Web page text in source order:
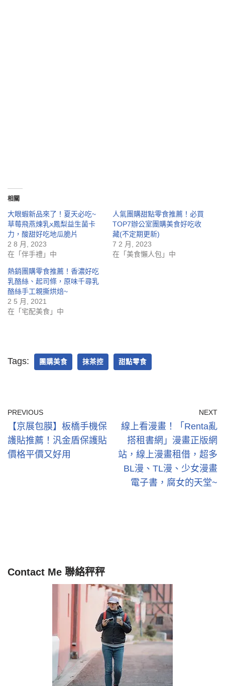
相關
大眼蝦新品來了！夏天必吃~
草莓飛燕煉乳x鳳梨益生菌卡
力，酸甜好吃地瓜脆片
2 8 月, 2023
在「伴手禮」中
人氣團購甜點零食推薦！必買
TOP7辦公室團購美食好吃收
藏(不定期更新)
7 2 月, 2023
在「美食懶人包」中
熱銷團購零食推薦！香濃好吃
乳酪絲、起司條，原味千尋乳
酪絲手工親撕烘焙~
2 5 月, 2021
在「宅配美食」中
Tags: 團購美食 抹茶控 甜點零食
PREVIOUS
【京展包膜】板橋手機保
護貼推薦！汎金盾保護貼
價格平價又好用
NEXT
線上看漫畫！「Renta亂
搭租書網」漫畫正版網
站，線上漫畫租借，超多
BL漫、TL漫、少女漫畫
電子書，腐女的天堂~
Contact Me 聯絡秤秤